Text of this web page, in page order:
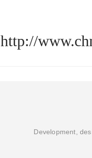
http://
Development,